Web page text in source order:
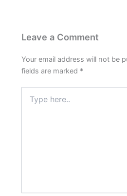
Leave a Comment
Your email address will not be
fields are marked *
here..